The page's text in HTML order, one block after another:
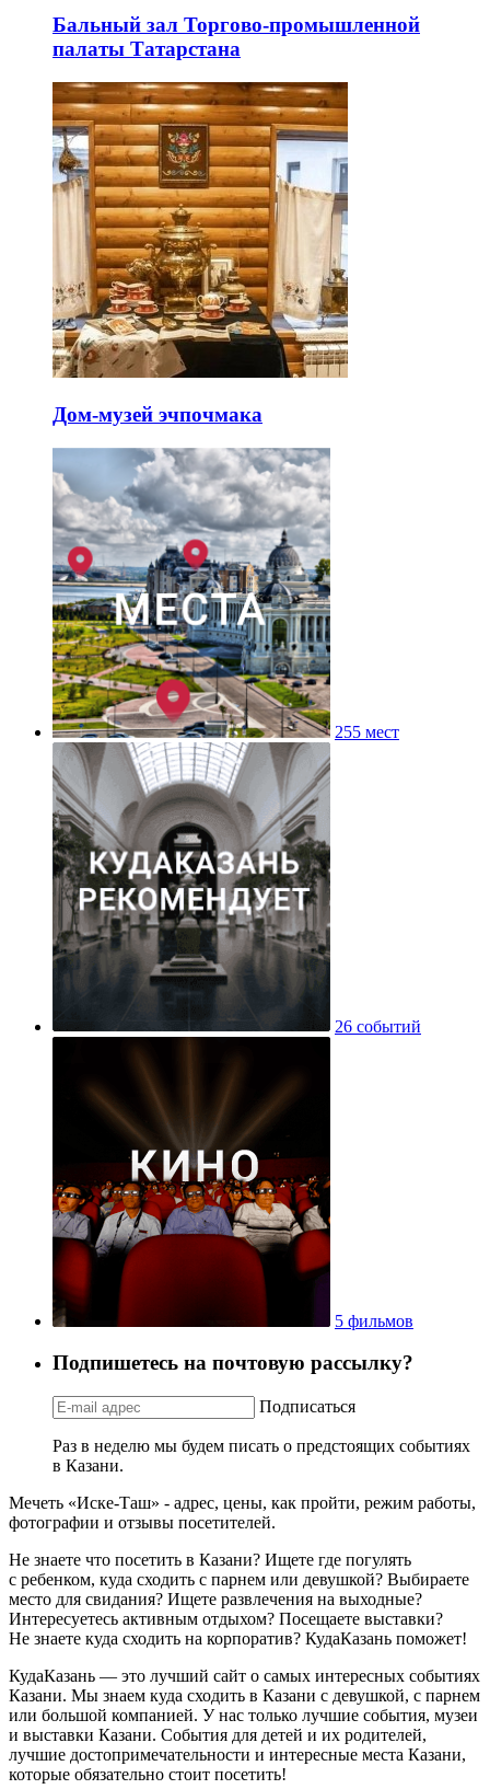
Бальный зал Торгово-промышленной
палаты Татарстана
Дом-музей эчпочмака
255 мест
26 событий
5 фильмов
Подпишетесь на почтовую рассылку?
Подписаться
Раз в неделю мы будем писать о предстоящих событиях
в Казани.
Мечеть «Иске-Таш» - адрес, цены, как пройти, режим работы,
фотографии и отзывы посетителей.
Не знаете что посетить в Казани? Ищете где погулять
с ребенком, куда сходить с парнем или девушкой? Выбираете
место для свидания? Ищете развлечения на выходные?
Интересуетесь активным отдыхом? Посещаете выставки?
Не знаете куда сходить на корпоратив? КудаКазань поможет!
КудаКазань — это лучший сайт о самых интересных событиях
Казани. Мы знаем куда сходить в Казани с девушкой, с парнем
или большой компанией. У нас только лучшие события, музеи
и выставки Казани. События для детей и их родителей,
лучшие достопримечательности и интересные места Казани,
которые обязательно стоит посетить!